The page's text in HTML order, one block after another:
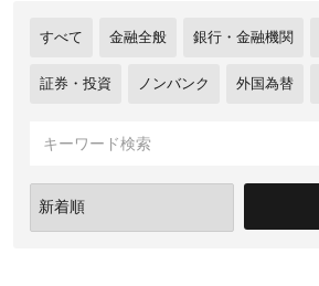
すべて 金融全般 銀行・金融機関
証券・投資 ノンバンク 外国為替